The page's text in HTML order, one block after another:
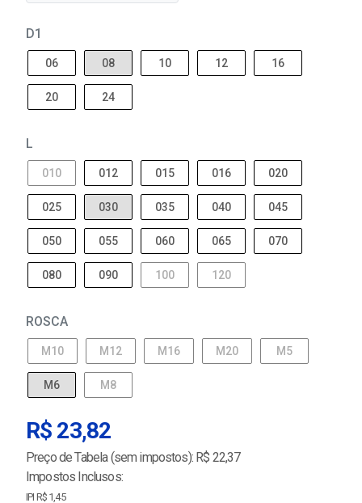
D1
06 08 10 12 16
20 24
L
010 012 015 016 020
025 030 035 040 045
050 055 060 065 070
080 090 100 120
ROSCA
M10 M12 M16 M20 M5
M6 M8
R$ 23,82
Preço de Tabela (sem impostos): R$ 22,37
Impostos Inclusos:
IPI R$ 1,45